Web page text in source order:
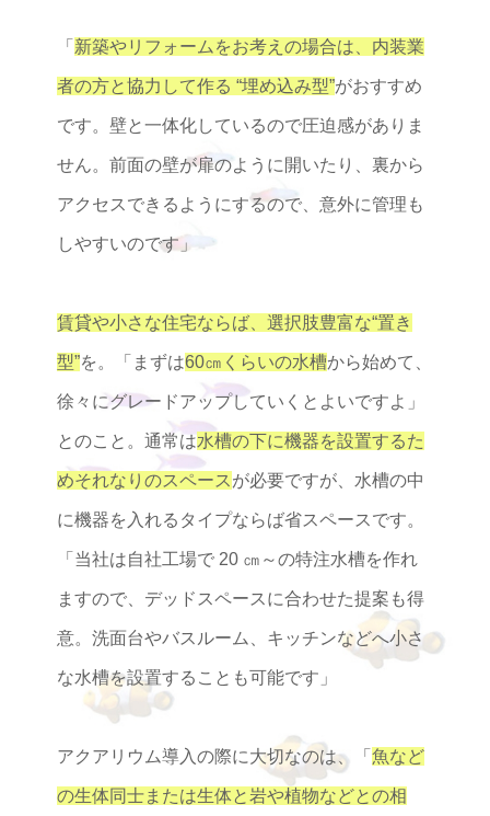
「 新築やリフォームをお考えの場合は、内装業
者の方と協力して作る “埋め込み型”がおすすめ
です。壁と一体化しているので圧迫感がありま
せん。前面の壁が扉のように開いたり、裏から
アクセスできるようにするので、意外に管理も
しやすいのです」
賃貸や小さな住宅ならば、選択肢豊富な“置き
型”を。「まずは60㎝くらいの水槽から始めて、
徐々にグレードアップしていくとよいですよ」
とのこと。通常は水槽の下に機器を設置するた
めそれなりのスペース が必要ですが、水槽の中
に機器を入れるタイプならば省スペースです。
「当社は自社工場で 20 ㎝～の特注水槽を作れ
ますので、デッドスペースに合わせた提案も得
意。洗面台やバスルーム、キッチンなどへ小さ
な水槽を設置することも可能です」
アクアリウム導入の際に大切なのは、「 魚など
の生体同士または生体と岩や植物などとの相